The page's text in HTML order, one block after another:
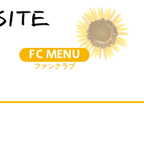
FC MENU
ファンクラブ